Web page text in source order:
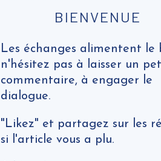
BIENVENUE
Les échanges alimentent le
n'hésitez pas à laisser un
commentaire, à engager le
dialogue.
"Likez" et partagez sur les
si l'article vous a plu.